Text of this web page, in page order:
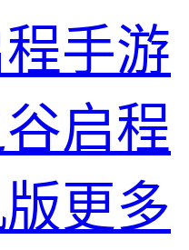
手游
启程
更多